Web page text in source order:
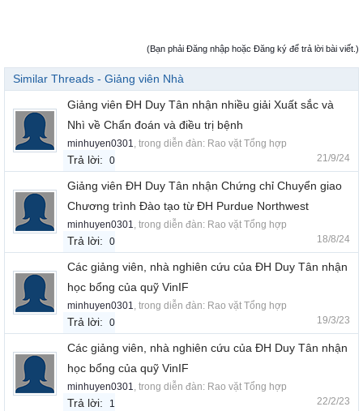
(Bạn phải Đăng nhập hoặc Đăng ký để trả lời bài viết.)
Similar Threads - Giảng viên Nhà
Giảng viên ĐH Duy Tân nhận nhiều giải Xuất sắc và
Nhì về Chẩn đoán và điều trị bệnh
minhuyen0301, trong diễn đàn: Rao vặt Tổng hợp
Trả lời: 0 21/9/24
Giảng viên ĐH Duy Tân nhận Chứng chỉ Chuyển giao
Chương trình Đào tạo từ ĐH Purdue Northwest
minhuyen0301, trong diễn đàn: Rao vặt Tổng hợp
Trả lời: 0 18/8/24
Các giảng viên, nhà nghiên cứu của ĐH Duy Tân nhận
học bổng của quỹ VinIF
minhuyen0301, trong diễn đàn: Rao vặt Tổng hợp
Trả lời: 0 19/3/23
Các giảng viên, nhà nghiên cứu của ĐH Duy Tân nhận
học bổng của quỹ VinIF
minhuyen0301, trong diễn đàn: Rao vặt Tổng hợp
Trả lời: 1 22/2/23